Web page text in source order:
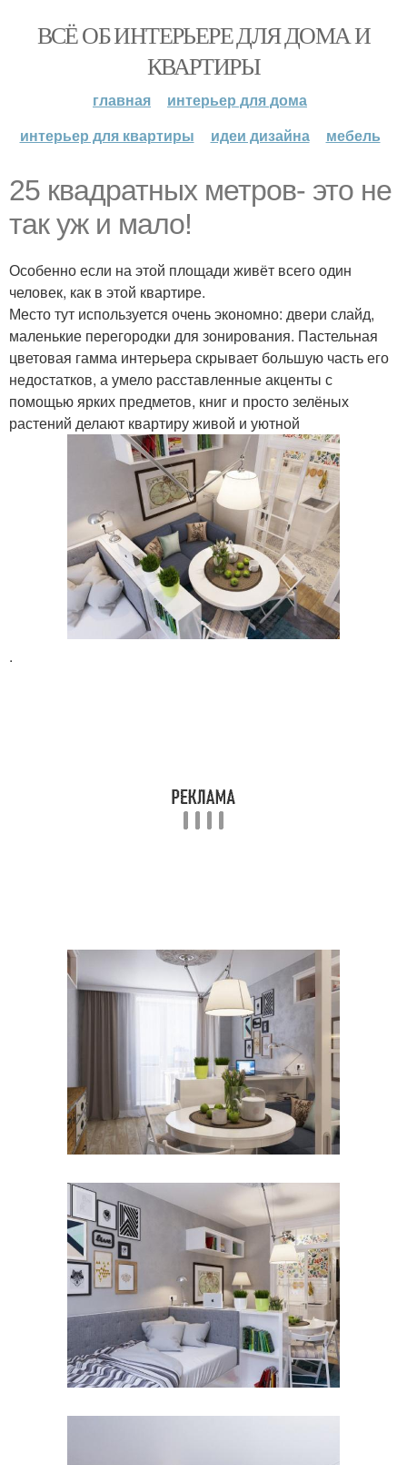
ВСЁ ОБ ИНТЕРЬЕРЕ ДЛЯ ДОМА И
КВАРТИРЫ
главная
интерьер для дома
интерьер для квартиры
идеи дизайна мебель
25 квадратных метров- это не
так уж и мало!
Особенно если на этой площади живёт всего один
человек, как в этой квартире.
Место тут используется очень экономно: двери слайд,
маленькие перегородки для зонирования. Пастельная
цветовая гамма интерьера скрывает большую часть его
недостатков, а умело расставленные акценты с
помощью ярких предметов, книг и просто зелёных
растений делают квартиру живой и уютной
.